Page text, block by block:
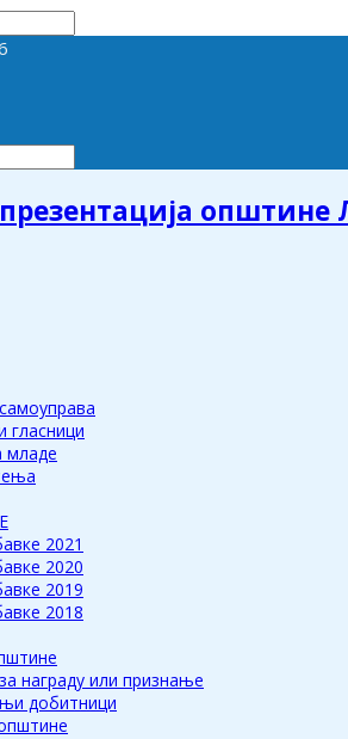
гласници
младе
2021
2020
2019
2018
награду или признање
добитници